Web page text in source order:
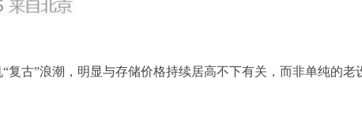
复古”浪潮，明显与存储价格持续居高不下有关，而非单纯的老